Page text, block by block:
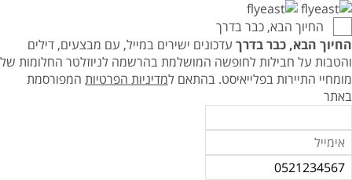
החיוך הבא, כבר בדרך
החיוך הבא, כבר בדרך עדכונים ישירים במייל, עם מבצעים, דילים
והטבות על חבילות לחופשה המושלמת בהרשמה לניוזלטר החלומות של
מומחיי התיירות בפלייאיסט. בהתאם למדיניות הפרטיות המפורסמת
באתר